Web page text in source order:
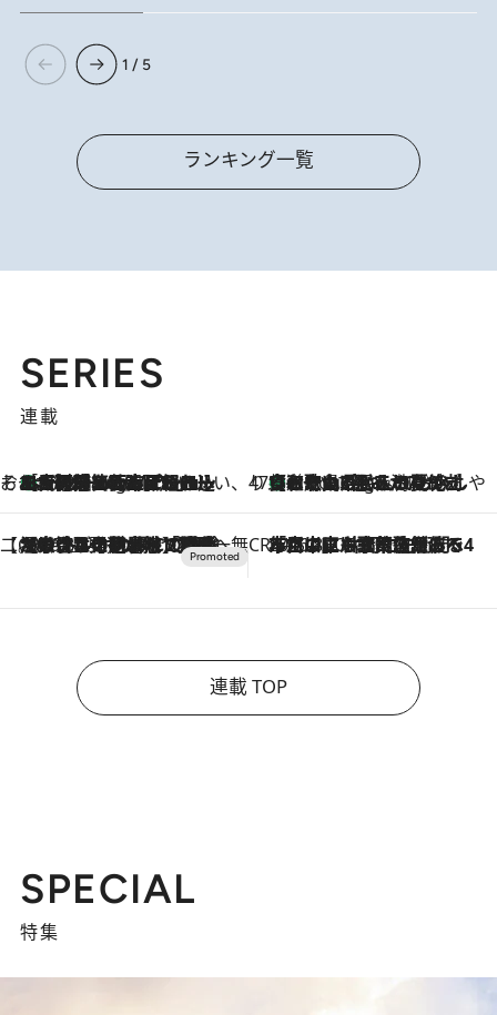
1 / 5
ランキング一覧
SERIES
連載
そおだよおこの関西おいしい、おやつ紀行
1 Hour Ago
［大阪府箕面市］一皿一皿目の前で仕上げられる、料理を巧みに組み込んだアシェットデセールコース「ミチル アシェット デセール（Michiru assiette dessert）」 47都道府県の手みやげ ひんやりスイーツで夏を満喫
1 Hour Ago
【和歌山県】この夏絶対食べたい 冷やしておいしいおやつ3選 みかんがごろっと丸ごと入ったジュレ
【CREA×星野リゾート】唯一無二。癒しと発見が待つ場所へ
2026.8.7
【トンボの足水浴】ヒノキの香りに包まれて涼感マックス！約13℃の湧水かけ流しを避暑地「星野温泉 トンボの湯」で体験 CREA'S CHOICE
2026.8.7
「立川にも歌舞伎があるんだよ」 片岡仁左衛門・市川中車ら豪華座組みで4年目の立川立飛歌舞伎へ
連載 TOP
SPECIAL
特集